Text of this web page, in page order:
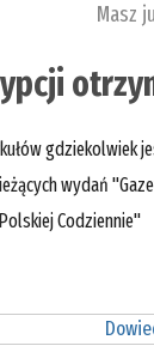
Masz
gdziekolwiek
wydań
Codziennie"